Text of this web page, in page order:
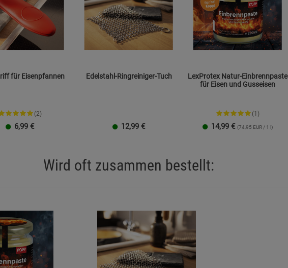
für Eisenpfannen
(2)
6,99 €
Edelstahl-Ringreiniger-Tuch
12,99 €
LexProtex Natur-Einbrennpaste
für Eisen und Gusseisen
(1)
14,99 € (74,95 EUR / 1 l)
Wird oft zusammen bestellt:
Statistik Cookies (2) Statistik Cookies
Beschreibung Statistik Cookies
Cookie-Informationen
Marketing Cookies (3) Marketing Cookies
Datenschutzerklärung Impressum